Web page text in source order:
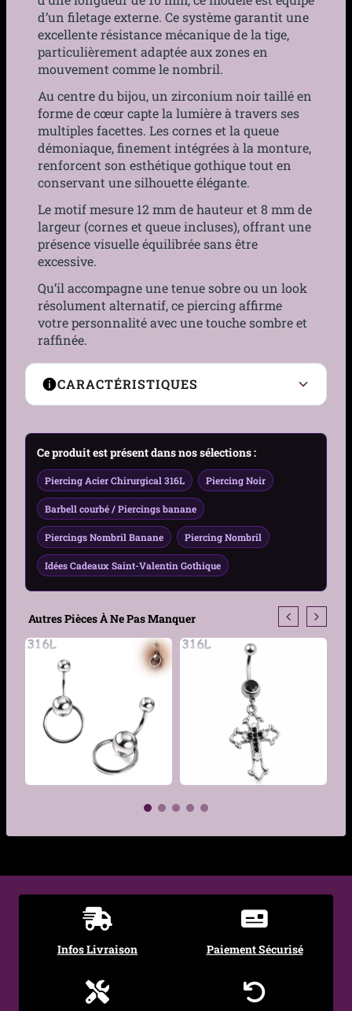
d’un filetage externe. Ce système garantit une
excellente résistance mécanique de la tige,
particulièrement adaptée aux zones en
mouvement comme le nombril.
Au centre du bijou, un zirconium noir taillé en
forme de cœur capte la lumière à travers ses
multiples facettes. Les cornes et la queue
démoniaque, finement intégrées à la monture,
renforcent son esthétique gothique tout en
conservant une silhouette élégante.
Le motif mesure 12 mm de hauteur et 8 mm de
largeur (cornes et queue incluses), offrant une
présence visuelle équilibrée sans être
excessive.
Qu’il accompagne une tenue sobre ou un look
résolument alternatif, ce piercing affirme
votre personnalité avec une touche sombre et
raffinée.
CARACTÉRISTIQUES
Type de Piercing Barre courbée (banane)
Zone compatible Nombril
Genre Femme
Matière Acier 316L
Pierre Zirconium
Forme de la pierre Cœur
Serti à griffes
Couleur
Finition Acier poli miroir
Hypoallergénique
1.6mm
Longueur Tige 10 mm
Type de filetage Filetage externe 1,2 mm
Diamètre bille
supérieure
queue incluses)
Ce produit est présent dans nos sélections :
Piercing Acier Chirurgical 316L Piercing Noir
Barbell courbé / Piercings banane
Piercings Nombril Banane Piercing Nombril
Idées Cadeaux Saint-Valentin Gothique
Autres Pièces À Ne Pas Manquer
Infos Livraison Paiement Sécurisé